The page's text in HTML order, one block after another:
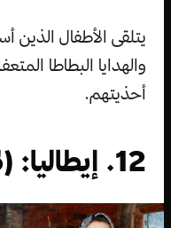
يتلقى الأطفال الذين
والهدايا البطاطا
أحذيتهم.
12. إيطاليا: (لا بافينا)